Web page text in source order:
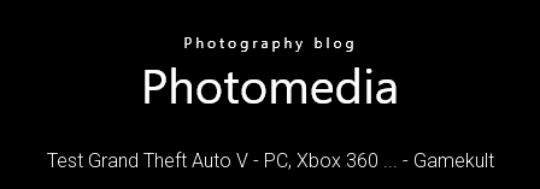
Test Grand Theft Auto V - PC, Xbox 360 ... - Gamekult